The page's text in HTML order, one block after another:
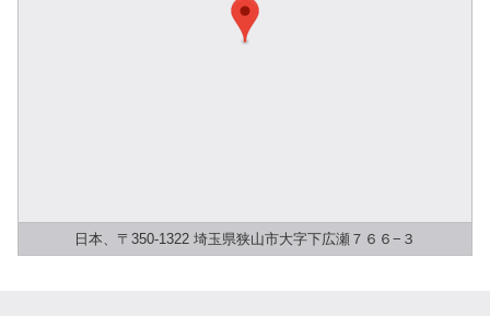
日本、〒350-1322 埼玉県狭山市大字下広瀬７６６−３